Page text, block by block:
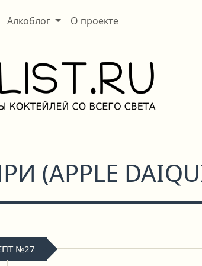
Алкоблог О проекте
(APPLE
№27